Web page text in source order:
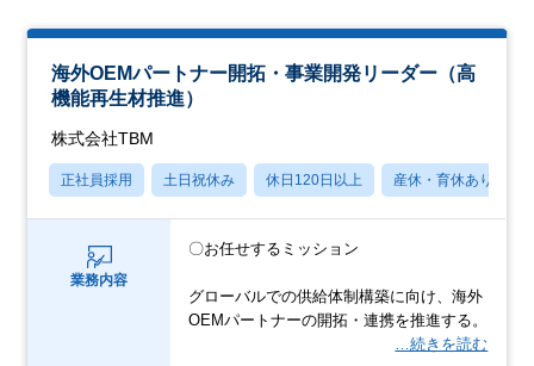
海外OEMパートナー開拓・事業開発リーダー（高
機能再生材推進）
株式会社TBM
正社員採用 土日祝休み 休日120日以上 産休・育休あり
業務内容
〇お任せするミッション
グローバルでの供給体制構築に向け、海外
OEMパートナーの開拓・連携を推進する。
…続きを読む